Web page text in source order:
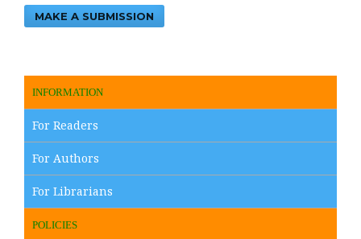
MAKE A SUBMISSION
INFORMATION
For Readers
For Authors
For Librarians
POLICIES